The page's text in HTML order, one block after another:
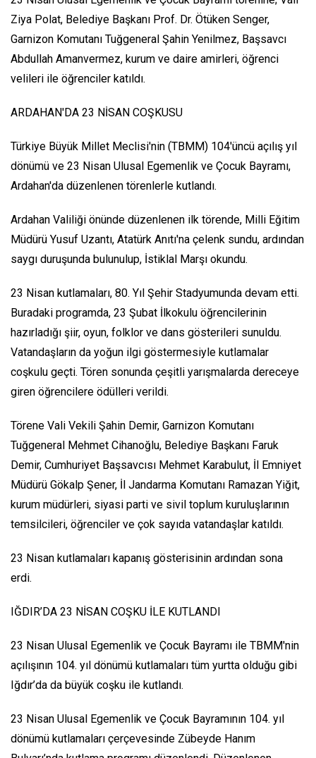
Ziya Polat, Belediye Başkanı Prof. Dr. Ötüken Senger,
Garnizon Komutanı Tuğgeneral Şahin Yenilmez, Başsavcı
Abdullah Amanvermez, kurum ve daire amirleri, öğrenci
velileri ile öğrenciler katıldı.
ARDAHAN'DA 23 NİSAN COŞKUSU
Türkiye Büyük Millet Meclisi'nin (TBMM) 104'üncü açılış yıl
dönümü ve 23 Nisan Ulusal Egemenlik ve Çocuk Bayramı,
Ardahan'da düzenlenen törenlerle kutlandı.
Ardahan Valiliği önünde düzenlenen ilk törende, Milli Eğitim
Müdürü Yusuf Uzantı, Atatürk Anıtı'na çelenk sundu, ardından
saygı duruşunda bulunulup, İstiklal Marşı okundu.
23 Nisan kutlamaları, 80. Yıl Şehir Stadyumunda devam etti.
Buradaki programda, 23 Şubat İlkokulu öğrencilerinin
hazırladığı şiir, oyun, folklor ve dans gösterileri sunuldu.
Vatandaşların da yoğun ilgi göstermesiyle kutlamalar
coşkulu geçti. Tören sonunda çeşitli yarışmalarda dereceye
giren öğrencilere ödülleri verildi.
Törene Vali Vekili Şahin Demir, Garnizon Komutanı
Tuğgeneral Mehmet Cihanoğlu, Belediye Başkanı Faruk
Demir, Cumhuriyet Başsavcısı Mehmet Karabulut, İl Emniyet
Müdürü Gökalp Şener, İl Jandarma Komutanı Ramazan Yiğit,
kurum müdürleri, siyasi parti ve sivil toplum kuruluşlarının
temsilcileri, öğrenciler ve çok sayıda vatandaşlar katıldı.
23 Nisan kutlamaları kapanış gösterisinin ardından sona
erdi.
IĞDIR’DA 23 NİSAN COŞKU İLE KUTLANDI
23 Nisan Ulusal Egemenlik ve Çocuk Bayramı ile TBMM'nin
açılışının 104. yıl dönümü kutlamaları tüm yurtta olduğu gibi
Iğdır’da da büyük coşku ile kutlandı.
23 Nisan Ulusal Egemenlik ve Çocuk Bayramının 104. yıl
dönümü kutlamaları çerçevesinde Zübeyde Hanım